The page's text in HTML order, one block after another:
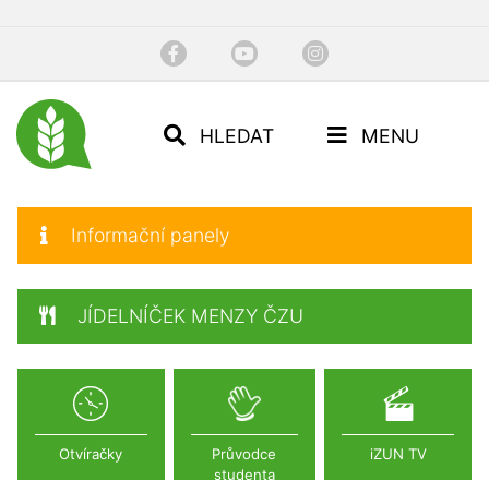
HLEDAT MENU
Informační panely
JÍDELNÍČEK MENZY ČZU
Otvíračky
Průvodce
studenta
iZUN TV